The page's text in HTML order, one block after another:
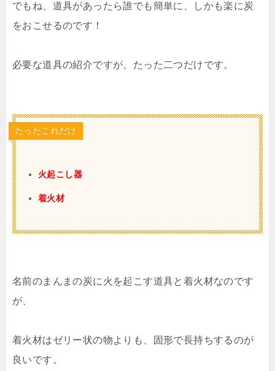
でもね、道具があったら誰でも簡単に、しかも楽に炭
をおこせるのです！
必要な道具の紹介ですが、たった二つだけです。
たったこれだけ
火起こし器
着火材
名前のまんまの炭に火を起こす道具と着火材なのです
が、
着火材はゼリー状の物よりも、固形で長持ちするのが
良いです。